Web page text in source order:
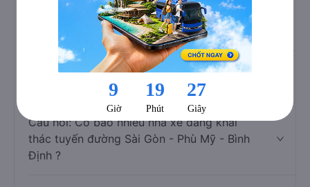
Câu hỏi: Xe nào đi Phù Mỹ - Bình Định có
Trả lời: Vé xe rẻ nhất có mức giá là 400.000 đồng của
nhà xe Đức Tâm 77.
Câu hỏi: Có bao nhiêu nhà xe đang khai
thác tuyến đường Sài Gòn - Phù Mỹ - Bình
Định ?